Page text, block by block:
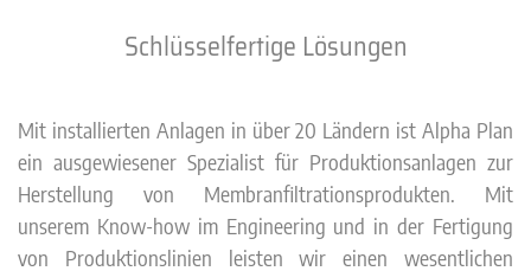
Schlüsselfertige Lösungen
Mit installierten Anlagen in über 20 Ländern ist Alpha Plan
ein ausgewiesener Spezialist für Produktionsanlagen zur
Herstellung von Membranfiltrationsprodukten. Mit
unserem Know-how im Engineering und in der Fertigung
von Produktionslinien leisten wir einen wesentlichen